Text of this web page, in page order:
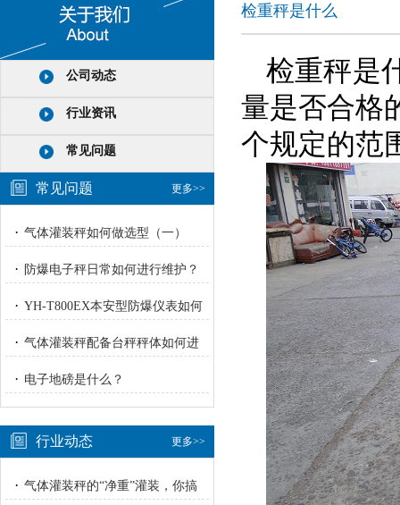
公司动态
行业资讯
常见问题
更多>>
常见问题
· 气体灌装秤如何做选型（一）
· 防爆电子秤日常如何进行维护？
· YH-T800EX本安型防爆仪表如何
进行校正？
· 气体灌装秤配备台秤秤体如何进
行重量校正标定？
· 电子地磅是什么？
更多>>
行业动态
· 气体灌装秤的“净重”灌装，你搞
检重秤是什么
检重秤是
量是否合格
个规定的范